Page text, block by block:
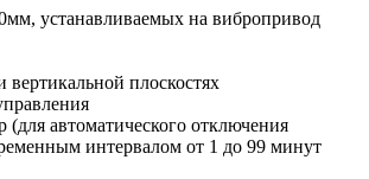
устанавливаемых на вибропривод
вертикальной плоскостях
(для автоматического отключения
интервалом от 1 до 99 минут